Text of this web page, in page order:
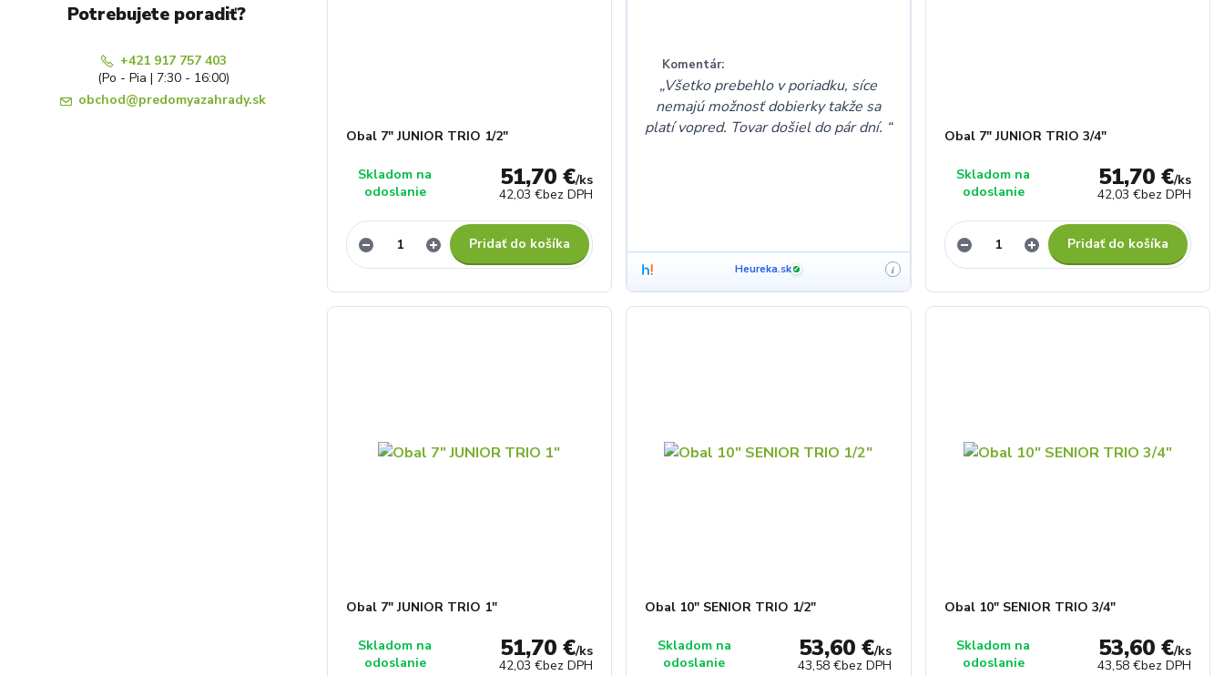
Obal 7" JUNIOR TRIO 1/2"
51,70 €/ks
42,03 €bez DPH
Skladom na
odoslanie
Pridať do košíka
Komentár:
Všetko prebehlo v poriadku, síce
nemajú možnosť dobierky takže sa
platí vopred. Tovar došiel do pár dní.
Heureka.sk ✓ i
Obal 7" JUNIOR TRIO 3/4"
51,70 €/ks
42,03 €bez DPH
Skladom na
odoslanie
Pridať do košíka
Obal 7" JUNIOR TRIO 1"
51,70 €/ks
42,03 €bez DPH
Skladom na
odoslanie
Obal 10" SENIOR TRIO 1/2"
53,60 €/ks
43,58 €bez DPH
Skladom na
odoslanie
Obal 10" SENIOR TRIO 3/4"
53,60 €/ks
43,58 €bez DPH
Skladom na
odoslanie
Potrebujete poradiť?
+421 917 757 403
(Po - Pia | 7:30 - 16:00)
obchod@predomyazahrady.sk